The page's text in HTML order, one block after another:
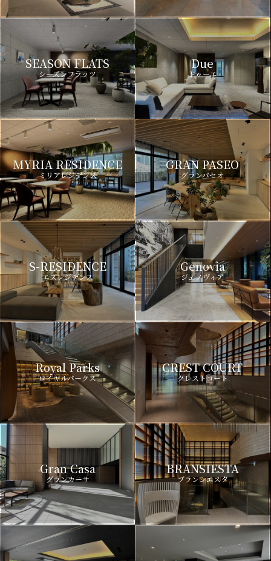
SEASON FLATS
シーズンフラッツ
Due
ドゥーエ
MYRIA RESIDENCE
ミリアレジデンス
GRAN PASEO
グランパセオ
S-RESIDENCE
エスレジデンス
Genovia
ジェノヴィア
Royal Parks
ロイヤルパークス
CREST COURT
クレストコート
Gran Casa
グランカーサ
BRANSIESTA
ブランシエスタ